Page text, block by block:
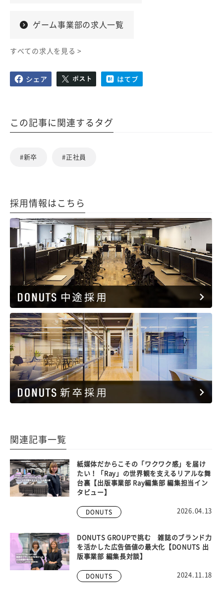
ゲーム事業部の求人一覧
すべての求人を見る >
この記事に関連するタグ
#新卒 #正社員
採用情報はこちら
関連記事一覧
DONUTS 2026.04.13
紙媒体だからこその「ワクワク感」を届け
たい！「Ray」の世界観を支えるリアルな舞
台裏【出版事業部 Ray編集部 編集担当イン
タビュー】
DONUTS 2024.11.18
DONUTS GROUPで挑む 雑誌のブランド力
を活かした広告価値の最大化【DONUTS 出
版事業部 編集長対談】